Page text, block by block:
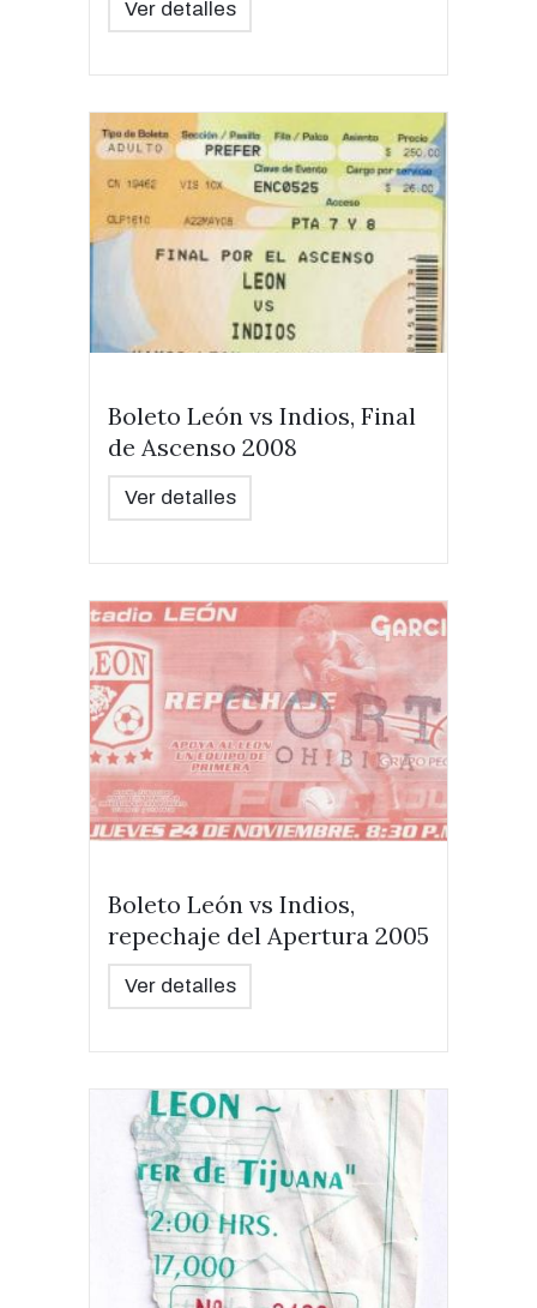
Ver detalles
Boleto León vs Indios, Final
de Ascenso 2008
Ver detalles
Boleto León vs Indios,
repechaje del Apertura 2005
Ver detalles